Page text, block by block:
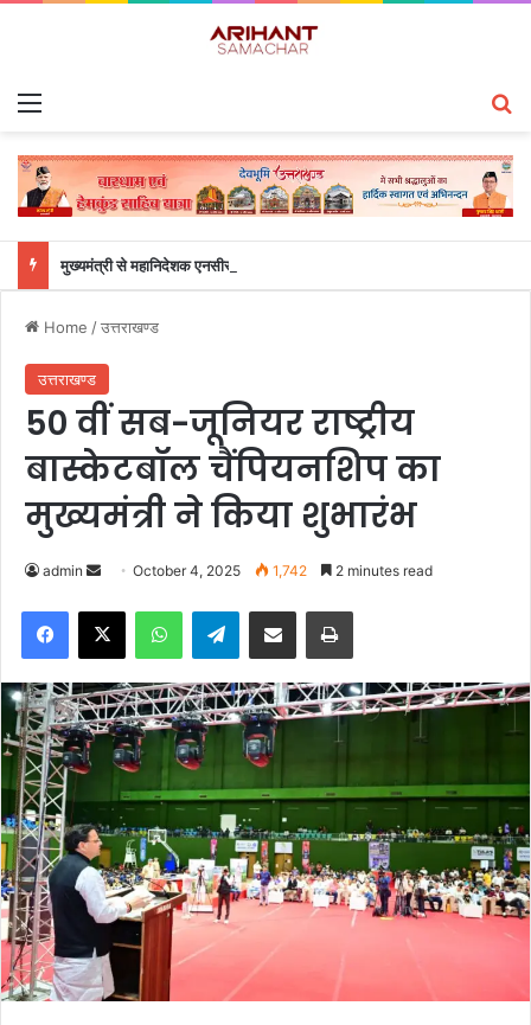
मुख्यमंत्री से महानिदेशक एनसीसी ने की शिष्टाचार भेंट
Home /उत्तराखण्ड
उत्तराखण्ड
50 वीं सब-जूनियर राष्ट्रीय
बास्केटबॉल चैंपियनशिप का
मुख्यमंत्री ने किया शुभारंभ
admin
n
d
a
n
a
i
l
October 4, 2025 1,742 2 minutes read
Telegram